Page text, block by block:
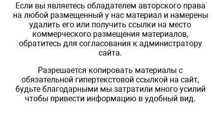
Если вы являетесь обладателем авторского права
на любой размещенный у нас материал и намерены
удалить его или получить ссылки на место
коммерческого размещения материалов,
обратитесь для согласования к администратору
сайта.
Разрешается копировать материалы с
обязательной гипертекстовой ссылкой на сайт,
будьте благодарными мы затратили много усилий
чтобы привести информацию в удобный вид.